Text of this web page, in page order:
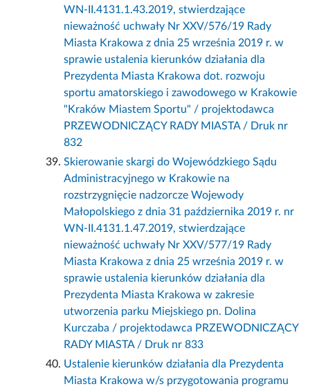
WN-II.4131.1.43.2019, stwierdzające
nieważność uchwały Nr XXV/576/19 Rady
Miasta Krakowa z dnia 25 września 2019 r. w
sprawie ustalenia kierunków działania dla
Prezydenta Miasta Krakowa dot. rozwoju
sportu amatorskiego i zawodowego w Krakowie
"Kraków Miastem Sportu" / projektodawca
PRZEWODNICZĄCY RADY MIASTA / Druk nr
832
Skierowanie skargi do Wojewódzkiego Sądu
Administracyjnego w Krakowie na
rozstrzygnięcie nadzorcze Wojewody
Małopolskiego z dnia 31 października 2019 r. nr
WN-II.4131.1.47.2019, stwierdzające
nieważność uchwały Nr XXV/577/19 Rady
Miasta Krakowa z dnia 25 września 2019 r. w
sprawie ustalenia kierunków działania dla
Prezydenta Miasta Krakowa w zakresie
utworzenia parku Miejskiego pn. Dolina
Kurczaba / projektodawca PRZEWODNICZĄCY
RADY MIASTA / Druk nr 833
Ustalenie kierunków działania dla Prezydenta
Miasta Krakowa w/s przygotowania programu